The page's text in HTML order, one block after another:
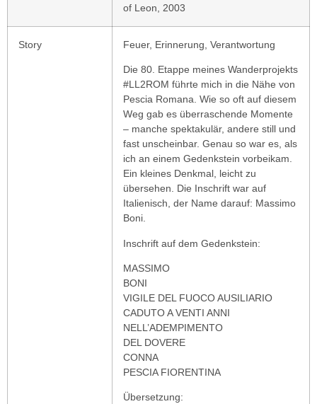
of Leon, 2003
Story Feuer, Erinnerung, Verantwortung
Die 80. Etappe meines Wanderprojekts
#LL2ROM führte mich in die Nähe von
Pescia Romana. Wie so oft auf diesem
Weg gab es überraschende Momente
– manche spektakulär, andere still und
fast unscheinbar. Genau so war es, als
ich an einem Gedenkstein vorbeikam.
Ein kleines Denkmal, leicht zu
übersehen. Die Inschrift war auf
Italienisch, der Name darauf: Massimo
Boni.
Inschrift auf dem Gedenkstein:
MASSIMO
BONI
VIGILE DEL FUOCO AUSILIARIO
CADUTO A VENTI ANNI
NELL’ADEMPIMENTO
DEL DOVERE
CONNA
PESCIA FIORENTINA
Übersetzung: